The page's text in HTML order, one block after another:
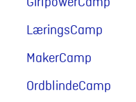
LæringsCamp
MakerCamp
OrdblindeCamp